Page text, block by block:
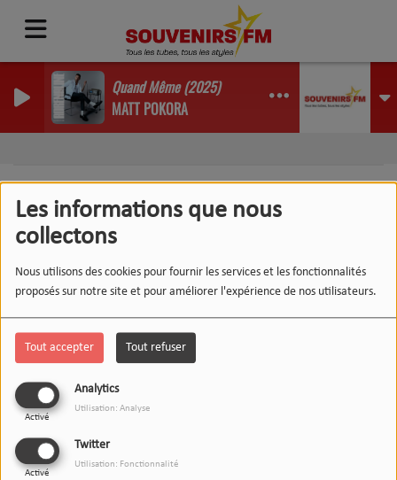
Les informations que nous
collectons
Nous utilisons des cookies pour fournir les services et les fonctionnalités
proposés sur notre site et pour améliorer l'expérience de nos utilisateurs.
Tout accepter Tout refuser
Analytics
Activé
Utilisation: Analyse
Twitter
Activé
Utilisation: Fonctionnalité
Quand Même (2025)
MATT POKORA
404